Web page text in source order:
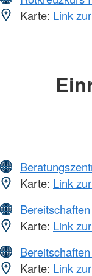
Karte: Link
Karte: Link
Karte: Link
Karte: Link